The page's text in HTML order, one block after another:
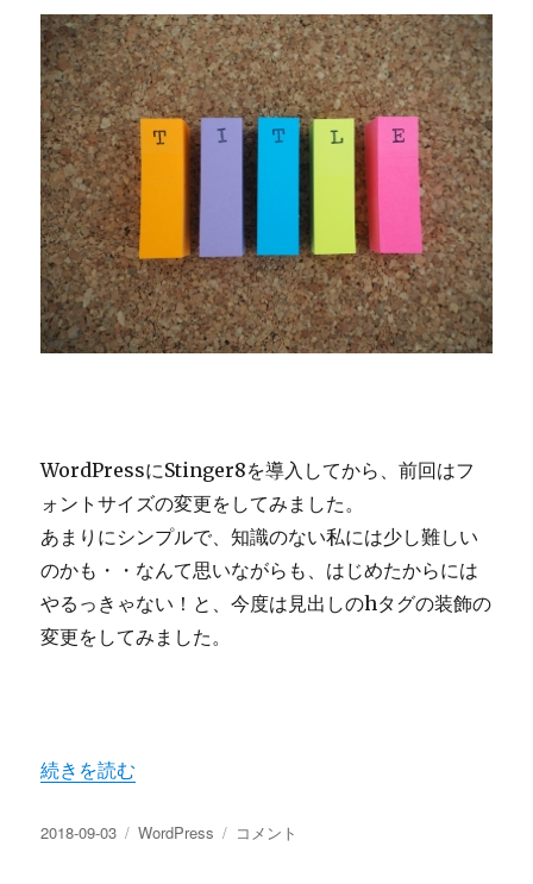
当
て
の
意
味
は
WordPressにStinger8を導入してから、前回はフ
ォントサイズの変更をしてみました。
あまりにシンプルで、知識のない私には少し難しい
のかも・・なんて思いながらも、はじめたからには
やるっきゃない！と、今度は見出しのhタグの装飾の
変更をしてみました。
“Stinger8のカスタマイズ 見出しタグh3とh4の装飾の
続きを読む
投
2018-09-03
カ
WordPress
Stinger8
コメント